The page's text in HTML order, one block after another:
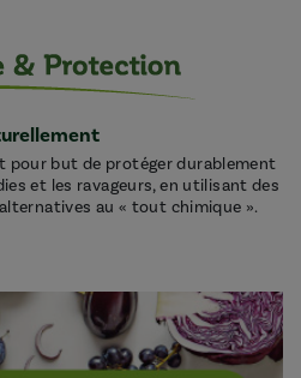
pour but de protéger durablement
et les ravageurs, en utilisant des
au « tout chimique ».